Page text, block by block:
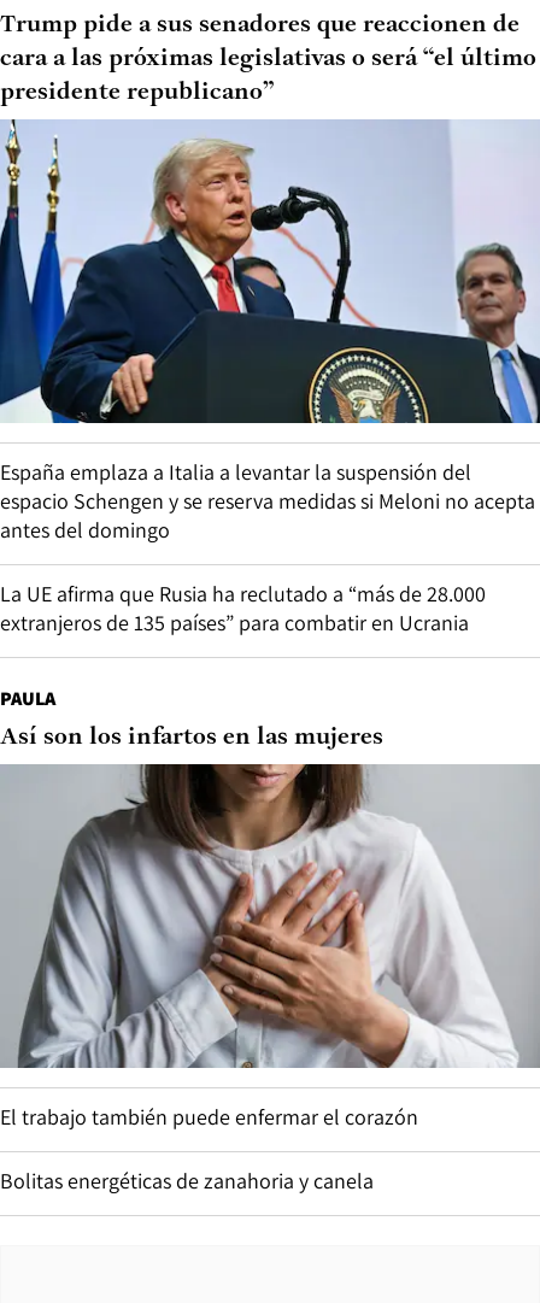
Trump pide a sus senadores que reaccionen de
cara a las próximas legislativas o será “el último
presidente republicano”
España emplaza a Italia a levantar la suspensión del
espacio Schengen y se reserva medidas si Meloni no acepta
antes del domingo
La UE afirma que Rusia ha reclutado a “más de 28.000
extranjeros de 135 países” para combatir en Ucrania
PAULA
Así son los infartos en las mujeres
El trabajo también puede enfermar el corazón
Bolitas energéticas de zanahoria y canela